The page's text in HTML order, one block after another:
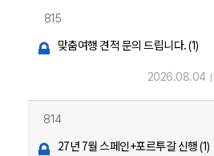
815
맞춤여행 견적 문의 드립니다.(1)
2026.08.04
814
27년 7월 스페인+포르투갈 신행(1)